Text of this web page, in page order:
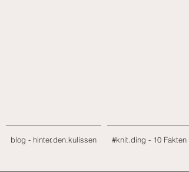
blog - hinter.den.kulissen #knit.ding - 10 Fakten